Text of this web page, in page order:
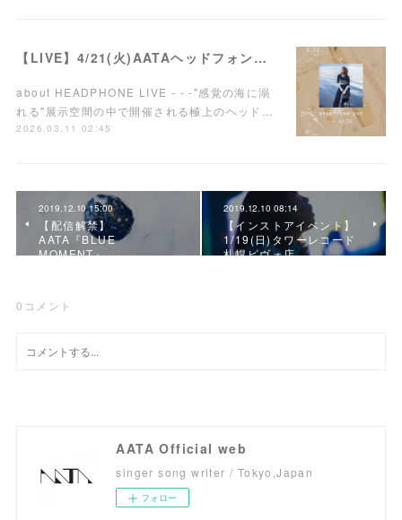
【LIVE】4/21(火)AATAヘッドフォンワンマンライブ開催！
about HEADPHONE LIVE - - -"感覚の海に溺
れる"展示空間の中で開催される極上のヘッド…
2026.03.11 02:45
2019.12.10 15:00
【配信解禁】
AATA『BLUE
MOMENT』
2019.12.10 08:14
【インストアイベント】
1/19(日)タワーレコード
札幌ピヴォ店
0 コメント
AATA Official web
singer song writer / Tokyo,Japan
フォロー